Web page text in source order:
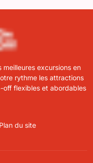
excursions en
rythme les attractions
off flexibles et abordables
Plan du site